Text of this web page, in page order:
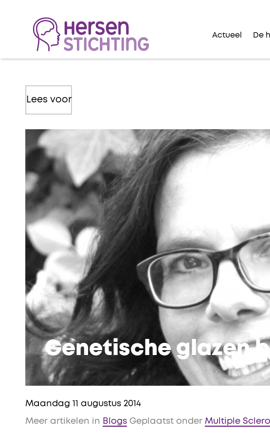
Actueel De
Lees voor
Genetische glazen
Maandag 11 augustus 2014
Meer artikelen in Blogs Geplaatst onder Multiple